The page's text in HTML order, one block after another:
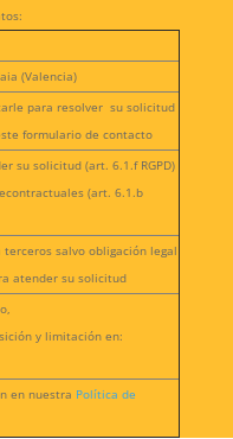
(Valencia)
para resolver su solicitud
formulario de contacto
su solicitud (art. 6.1.f RGPD)
(art. 6.1.b
salvo obligación legal
atender su solicitud
y limitación en:
en nuestra Política de